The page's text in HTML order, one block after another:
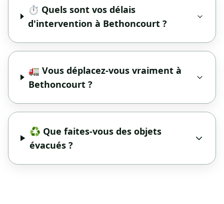
⏱️ Quels sont vos délais
d'intervention à Bethoncourt ?
🚛 Vous déplacez-vous vraiment à
Bethoncourt ?
♻️ Que faites-vous des objets
évacués ?